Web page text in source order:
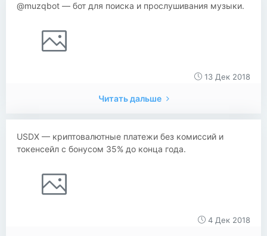
@muzqbot — бот для поиска и прослушивания музыки.
13 Дек 2018
Читать дальше
USDX — криптовалютные платежи без комиссий и
токенсейл с бонусом 35% до конца года.
4 Дек 2018